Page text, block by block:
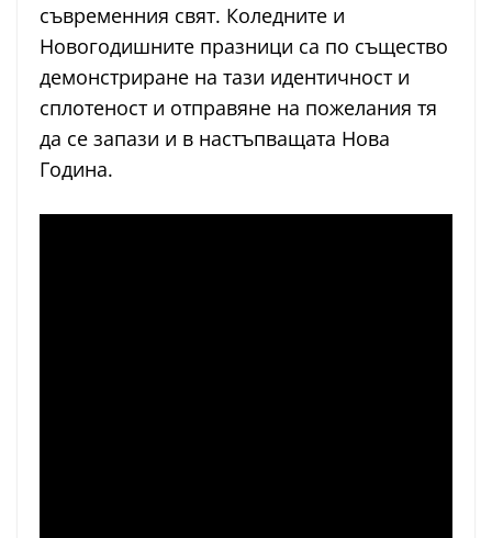
съвременния свят. Коледните и
Новогодишните празници са по същество
демонстриране на тази идентичност и
сплотеност и отправяне на пожелания тя
да се запази и в настъпващата Нова
Година.